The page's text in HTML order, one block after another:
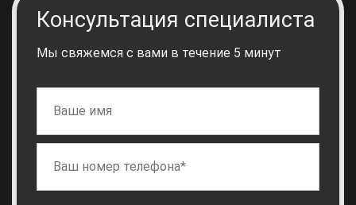
Консультация специалиста
Мы свяжемся с вами в течение 5 минут